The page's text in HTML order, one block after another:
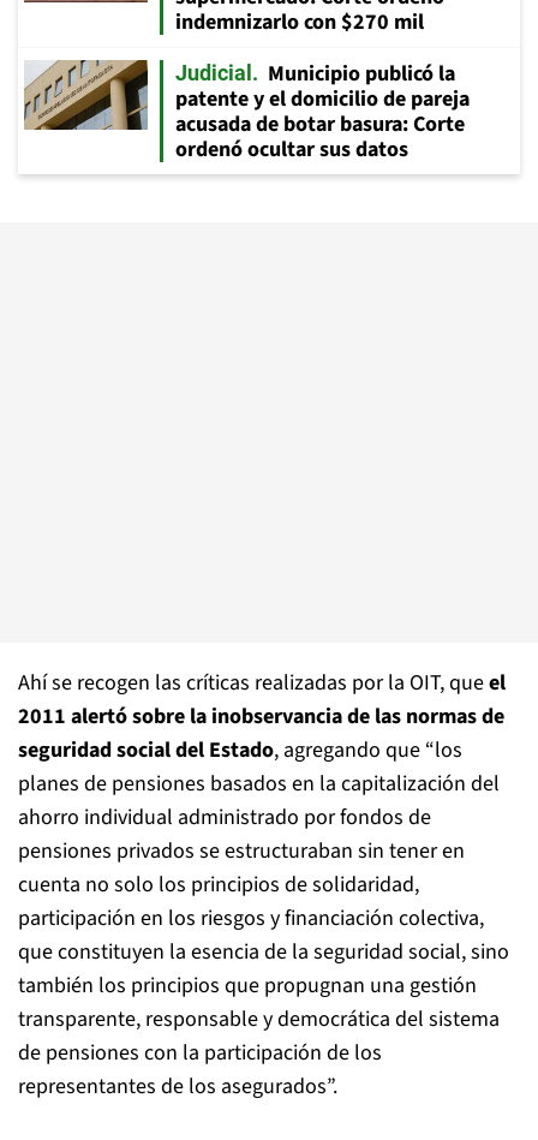
indemnizarlo con $270 mil
Judicial
Municipio publicó la
patente y el domicilio de pareja
acusada de botar basura: Corte
ordenó ocultar sus datos
Ahí se recogen las críticas realizadas por la OIT, queel
2011 alertó sobre la inobservancia de las normas de
seguridad social del Estado, agregando que “los
planes de pensiones basados en la capitalización del
ahorro individual administrado por fondos de
pensiones privados se estructuraban sin tener en
cuenta no solo los principios de solidaridad,
participación en los riesgos y financiación colectiva,
que constituyen la esencia de la seguridad social, sino
también los principios que propugnan una gestión
transparente, responsable y democrática del sistema
de pensiones con la participación de los
representantes de los asegurados”.